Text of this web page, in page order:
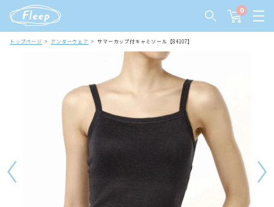
0
トップページ アンダーウェア サマーカップ付キャミソール【84107】